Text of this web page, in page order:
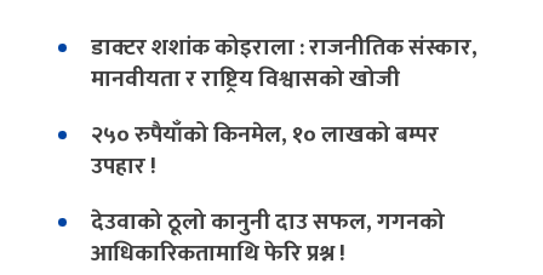
डाक्टर शशांक कोइराला : राजनीतिक संस्कार,
मानवीयता र राष्ट्रिय विश्वासको खोजी
२५० रुपैयाँको किनमेल, १० लाखको बम्पर
उपहार !
देउवाको ठूलो कानुनी दाउ सफल, गगनको
आधिकारिकतामाथि फेरि प्रश्न !